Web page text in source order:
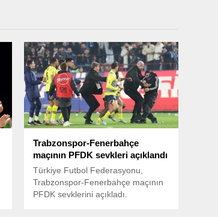
Trabzonspor-Fenerbahçe
maçının PFDK sevkleri açıklandı
Türkiye Futbol Federasyonu,
Trabzonspor-Fenerbahçe maçının
PFDK sevklerini açıkladı.